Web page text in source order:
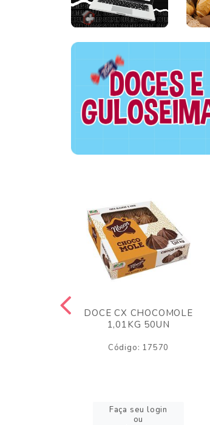
DOCE CX CHOCOMOLE
1,01KG 50UN
Código: 17570
Faça seu login
ou